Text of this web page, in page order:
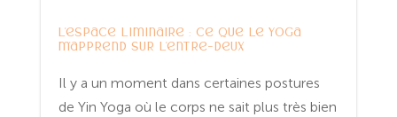
L’espace liminaire : ce que le yoga
m’apprend sur l’entre-deux
Il y a un moment dans certaines postures
de Yin Yoga où le corps ne sait plus très bien